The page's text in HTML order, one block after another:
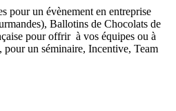
pour un évènement en entreprise
Ballotins de Chocolats de
pour offrir à vos équipes ou à
un séminaire, Incentive, Team